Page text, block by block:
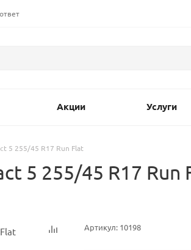
Акции Услуги
5 255/45 R17 Run Flat
5 255/45 R17 Run
Артикул: 10198